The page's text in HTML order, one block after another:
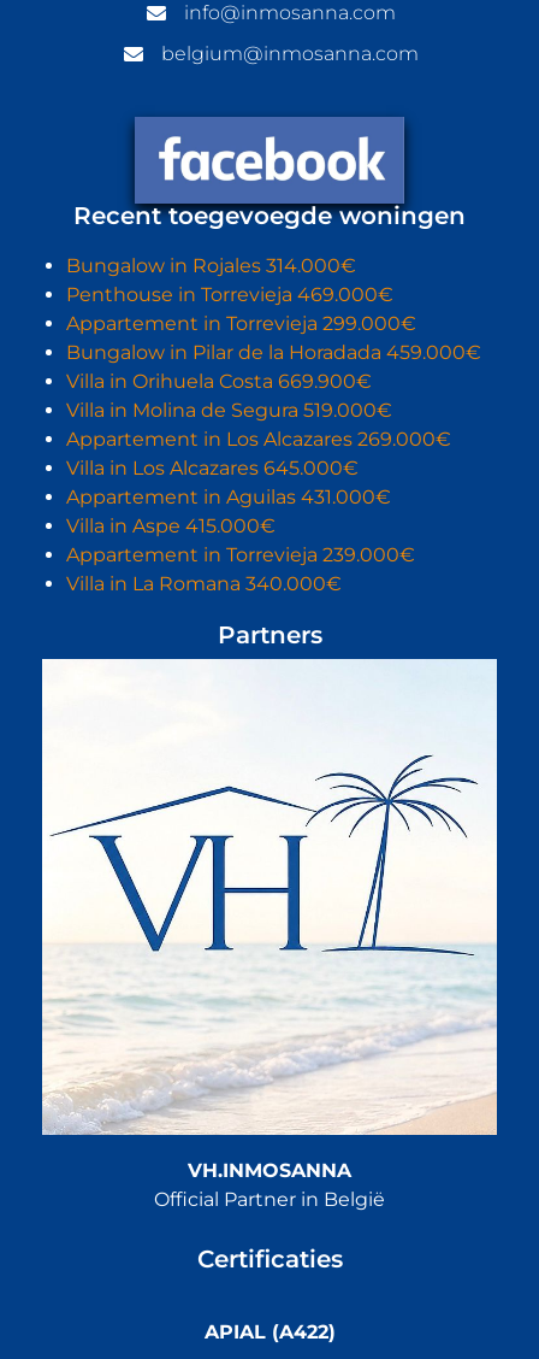
info@inmosanna.com
belgium@inmosanna.com
Recent toegevoegde woningen
Bungalow in Rojales 314.000€
Penthouse in Torrevieja 469.000€
Appartement in Torrevieja 299.000€
Bungalow in Pilar de la Horadada 459.000€
Villa in Orihuela Costa 669.900€
Villa in Molina de Segura 519.000€
Appartement in Los Alcazares 269.000€
Villa in Los Alcazares 645.000€
Appartement in Aguilas 431.000€
Villa in Aspe 415.000€
Appartement in Torrevieja 239.000€
Villa in La Romana 340.000€
Partners
VH.INMOSANNA
Official Partner in België
Certificaties
APIAL (A422)